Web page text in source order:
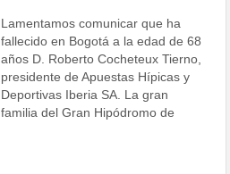
Lamentamos comunicar que ha
fallecido en Bogotá a la edad de 68
años D. Roberto Cocheteux Tierno,
presidente de Apuestas Hípicas y
Deportivas Iberia SA. La gran
familia del Gran Hipódromo de